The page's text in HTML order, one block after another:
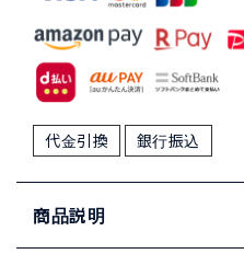
代金引換 銀行振込
商品説明